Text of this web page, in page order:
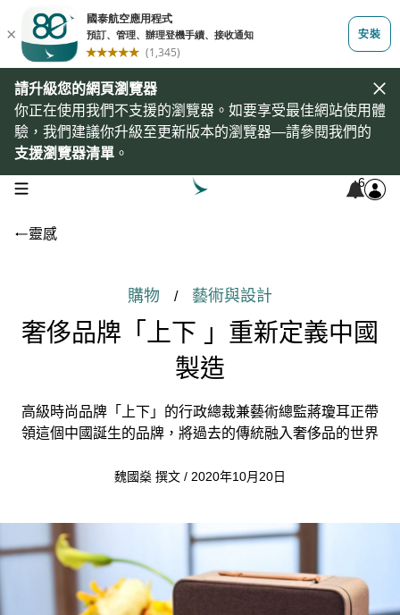
請升級您的網頁瀏覽器
你正在使用我們不支援的瀏覽器。如要享受最佳網站使用體
驗，我們建議你升級至更新版本的瀏覽器—請參閱我們的
支援瀏覽器清單 。
open navigation menu 6
靈感
購物 / 藝術與設計
奢侈品牌「上下 」重新定義中國
製造
高級時尚品牌「上下」的行政總裁兼藝術總監蔣瓊耳正帶
領這個中國誕生的品牌，將過去的傳統融入奢侈品的世界
魏國燊 撰文 / 2020年10月20日